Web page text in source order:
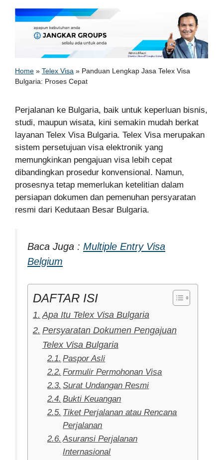
Home » Telex Visa » Panduan Lengkap Jasa Telex Visa
Bulgaria: Proses Cepat
Perjalanan ke Bulgaria, baik untuk keperluan bisnis,
studi, maupun wisata, kini semakin mudah berkat
layanan Telex Visa Bulgaria. Telex Visa merupakan
sistem persetujuan visa elektronik yang
memungkinkan pengajuan visa lebih cepat
dibandingkan prosedur konvensional. Namun,
prosesnya tetap memerlukan ketelitian dalam
persiapan dokumen dan pemenuhan persyaratan
resmi dari Kedutaan Besar Bulgaria.
Baca Juga : Multiple Entry Visa
Belgium
DAFTAR ISI
Apa Itu Telex Visa Bulgaria
Persyaratan Dokumen Pengajuan
Telex Visa Bulgaria
Paspor Asli
Formulir Permohonan Visa
Surat Undangan Resmi
Bukti Keuangan
Tiket Perjalanan atau Rencana
Perjalanan
Asuransi Perjalanan
Internasional